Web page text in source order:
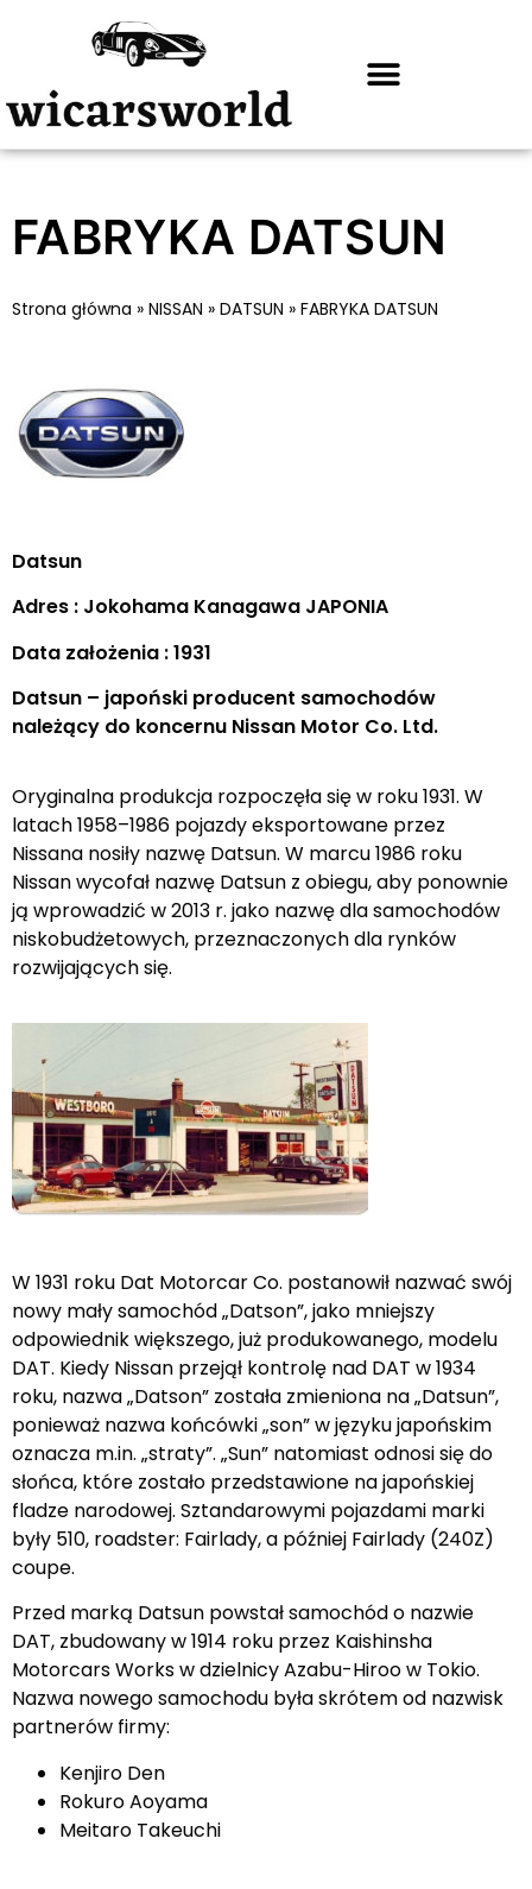
FABRYKA DATSUN
Strona główna » NISSAN » DATSUN » FABRYKA DATSUN
Datsun
Adres : Jokohama Kanagawa JAPONIA
Data założenia : 1931
Datsun – japoński producent samochodów
należący do koncernu Nissan Motor Co. Ltd.
Oryginalna produkcja rozpoczęła się w roku 1931. W
latach 1958–1986 pojazdy eksportowane przez
Nissana nosiły nazwę Datsun. W marcu 1986 roku
Nissan wycofał nazwę Datsun z obiegu, aby ponownie
ją wprowadzić w 2013 r. jako nazwę dla samochodów
niskobudżetowych, przeznaczonych dla rynków
rozwijających się.
W 1931 roku Dat Motorcar Co. postanowił nazwać swój
nowy mały samochód „Datson”, jako mniejszy
odpowiednik większego, już produkowanego, modelu
DAT. Kiedy Nissan przejął kontrolę nad DAT w 1934
roku, nazwa „Datson” została zmieniona na „Datsun”,
ponieważ nazwa końcówki „son” w języku japońskim
oznacza m.in. „straty”. „Sun” natomiast odnosi się do
słońca, które zostało przedstawione na japońskiej
fladze narodowej. Sztandarowymi pojazdami marki
były 510, roadster: Fairlady, a później Fairlady (240Z)
coupe.
Przed marką Datsun powstał samochód o nazwie
DAT, zbudowany w 1914 roku przez Kaishinsha
Motorcars Works w dzielnicy Azabu-Hiroo w Tokio.
Nazwa nowego samochodu była skrótem od nazwisk
partnerów firmy:
Kenjiro Den
Rokuro Aoyama
Meitaro Takeuchi